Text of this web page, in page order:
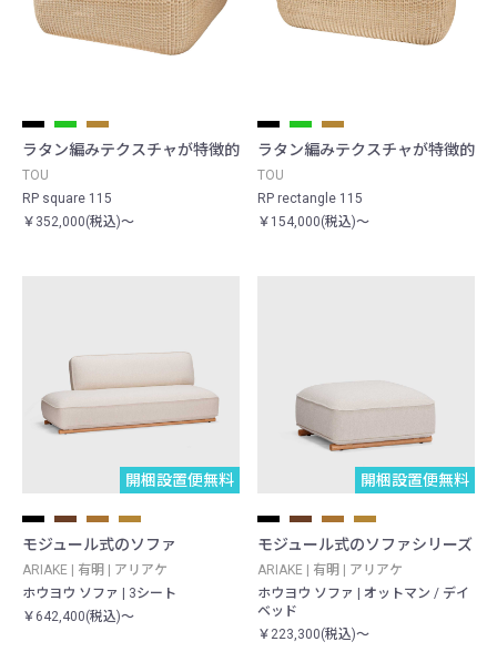
ラタン編みテクスチャが特徴的
TOU
RP square 115
￥352,000(税込)～
ラタン編みテクスチャが特徴的
TOU
RP rectangle 115
￥154,000(税込)～
開梱設置便無料
モジュール式のソファ
ARIAKE | 有明 | アリアケ
ホウヨウ ソファ | 3シート
￥642,400(税込)～
開梱設置便無料
モジュール式のソファシリーズ
ARIAKE | 有明 | アリアケ
ホウヨウ ソファ | オットマン / デイ
ベッド
￥223,300(税込)～